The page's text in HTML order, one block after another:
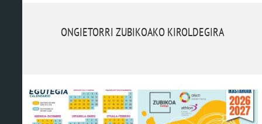
ONGIETORRI ZUBIKOAKO KIROLDEGIRA